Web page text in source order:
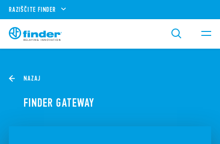
RAZIŠČITE FINDER
NAZAJ
FINDER GATEWAY